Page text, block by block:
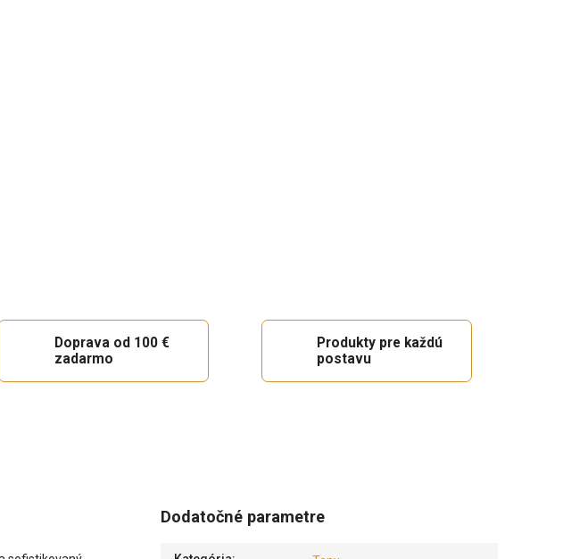
Doprava od 100 €
zadarmo
Produkty pre každú
postavu
Dodatočné parametre